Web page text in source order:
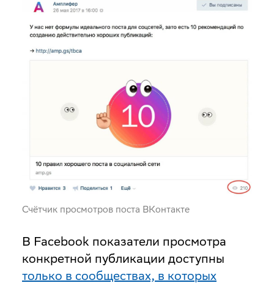
Счётчик просмотров поста ВКонтакте
В Facebook показатели просмотра
конкретной публикации доступны
только в сообществах, в которых